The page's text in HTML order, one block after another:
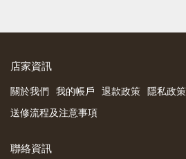
店家資訊
關於我們 我的帳戶 退款政策 隱私政策
送修流程及注意事項
聯絡資訊